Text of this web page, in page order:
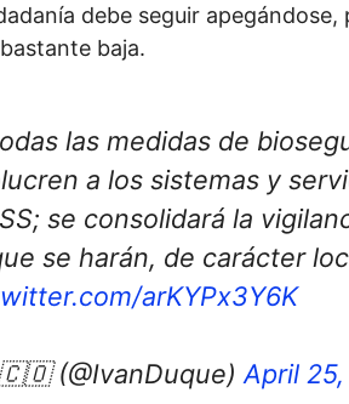
debe seguir
baja.
las medidas de
a los sistemas y
se consolidará la
se harán, de carácter
arKYPx3Y6K
(@IvanDuque)April